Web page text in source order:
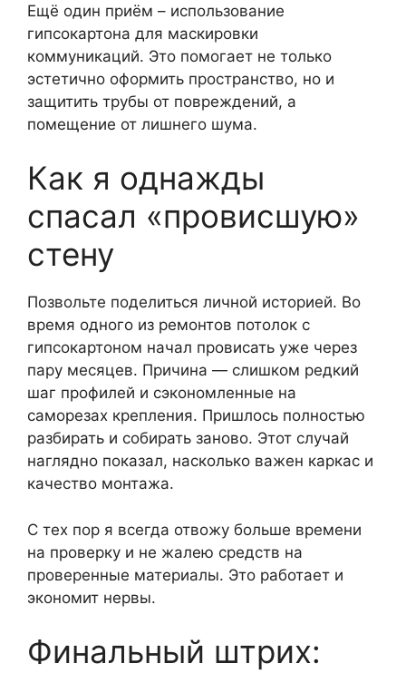
Ещё один приём – использование
гипсокартона для маскировки
коммуникаций. Это помогает не только
эстетично оформить пространство, но и
защитить трубы от повреждений, а
помещение от лишнего шума.
Как я однажды
спасал «провисшую»
стену
Позвольте поделиться личной историей. Во
время одного из ремонтов потолок с
гипсокартоном начал провисать уже через
пару месяцев. Причина — слишком редкий
шаг профилей и сэкономленные на
саморезах крепления. Пришлось полностью
разбирать и собирать заново. Этот случай
наглядно показал, насколько важен каркас и
качество монтажа.
С тех пор я всегда отвожу больше времени
на проверку и не жалею средств на
проверенные материалы. Это работает и
экономит нервы.
Финальный штрих: